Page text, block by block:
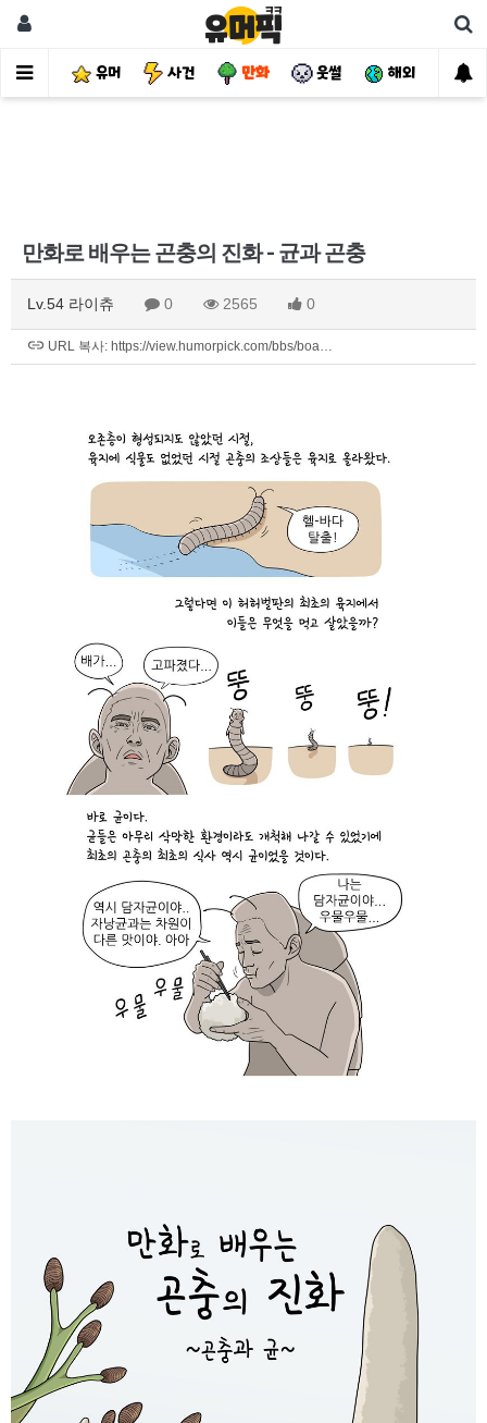
유머 사건 만화 웃썰 해외 핫
만화로 배우는 곤충의 진화 - 균과 곤충
Lv.54 라이츄 0 2565 0
URL 복사: https://view.humorpick.com/bbs/boa…